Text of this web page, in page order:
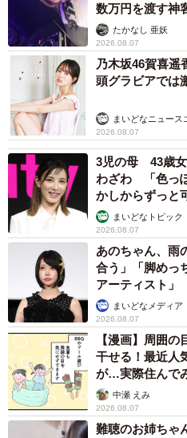
数万円を渡す神
たかなし 亜妖
2026.08.07
乃木坂46賀喜
頭グラビアでは
まいどなニュース
2026.08.07
3児の母 43歳女
わざわ 「色っ
かしからずっと
まいどなトピック
2026.08.07
あのちゃん、雨
合う」「脚めっ
アーティスト
まいどなメディア
2026.08.07
【漫画】周囲
干せる！最近人
が…実際住んで
中瀬 えみ
2026.08.07
難聴のお姉ちゃ